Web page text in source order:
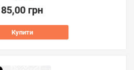
85,00 грн
Купити